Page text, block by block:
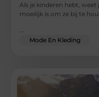
Als je kinderen hebt, weet
moeilijk is om ze bij te
...
Mode En Kleding